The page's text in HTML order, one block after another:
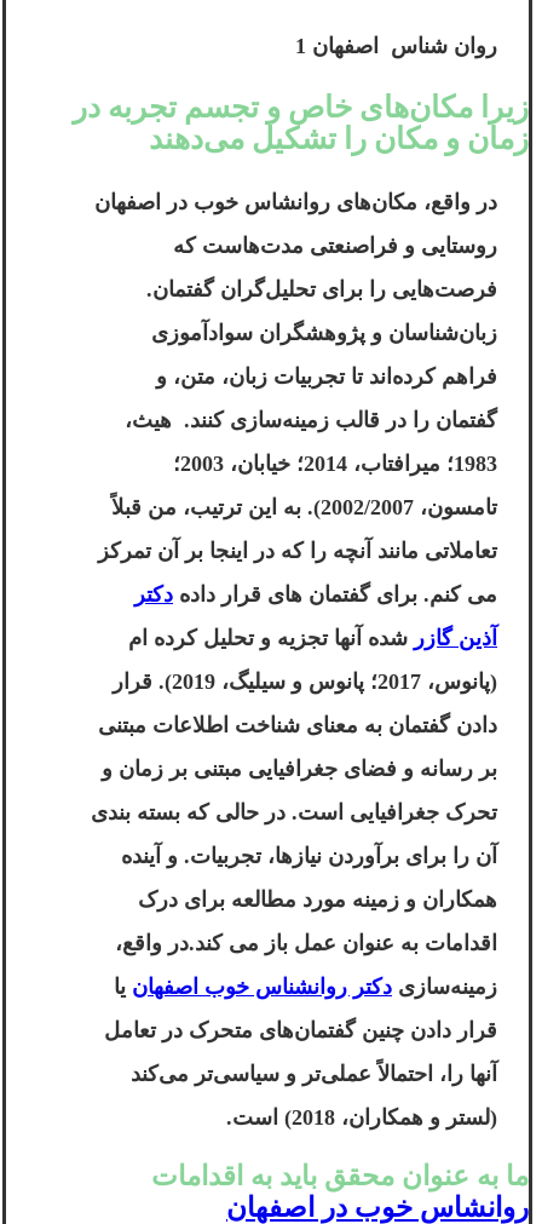
روان شناس اصفهان 1
زیرا مکان‌های خاص و تجسم تجربه در
زمان و مکان را تشکیل می‌دهند
در واقع، مکان‌های روانشاس خوب در اصفهان
روستایی و فراصنعتی مدت‌هاست که
فرصت‌هایی را برای تحلیل‌گران گفتمان.
زبان‌شناسان و پژوهشگران سوادآموزی
فراهم کرده‌اند تا تجربیات زبان، متن، و
گفتمان را در قالب زمینه‌سازی کنند. هیث،
1983؛ میرافتاب، 2014؛ خیابان، 2003؛
تامسون، 2002/2007). به این ترتیب، من قبلاً
تعاملاتی مانند آنچه را که در اینجا بر آن تمرکز
می کنم. برای گفتمان های قرار داده دکتر
آذین گازر شده آنها تجزیه و تحلیل کرده ام
(پانوس، 2017؛ پانوس و سیلیگ، 2019). قرار
دادن گفتمان به معنای شناخت اطلاعات مبتنی
بر رسانه و فضای جغرافیایی مبتنی بر زمان و
تحرک جغرافیایی است. در حالی که بسته بندی
آن را برای برآوردن نیازها، تجربیات. و آینده
همکاران و زمینه مورد مطالعه برای درک
اقدامات به عنوان عمل باز می کند.در واقع،
زمینه‌سازی دکتر روانشناس خوب اصفهان یا
قرار دادن چنین گفتمان‌های متحرک در تعامل
آنها را، احتمالاً عملی‌تر و سیاسی‌تر می‌کند
(لستر و همکاران، 2018) است.
ما به عنوان محقق باید به اقدامات
روانشاس خوب در اصفهان